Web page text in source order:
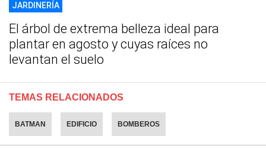
JARDINERÍA
El árbol de extrema belleza ideal para
plantar en agosto y cuyas raíces no
levantan el suelo
TEMAS RELACIONADOS
BATMAN EDIFICIO BOMBEROS